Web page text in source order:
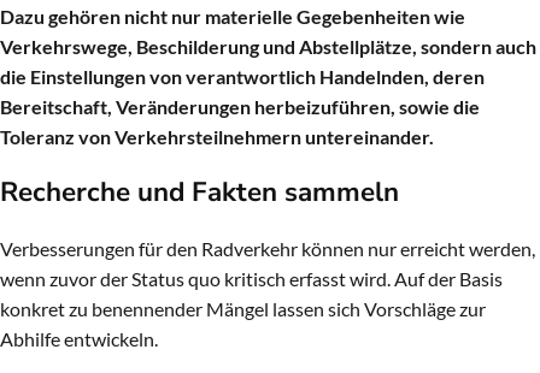
Dazu gehören nicht nur materielle Gegebenheiten wie
Verkehrswege, Beschilderung und Abstellplätze, sondern auch
die Einstellungen von verantwortlich Handelnden, deren
Bereitschaft, Veränderungen herbeizuführen, sowie die
Toleranz von Verkehrsteilnehmern untereinander.
Recherche und Fakten sammeln
Verbesserungen für den Radverkehr können nur erreicht werden,
wenn zuvor der Status quo kritisch erfasst wird. Auf der Basis
konkret zu benennender Mängel lassen sich Vorschläge zur
Abhilfe entwickeln.